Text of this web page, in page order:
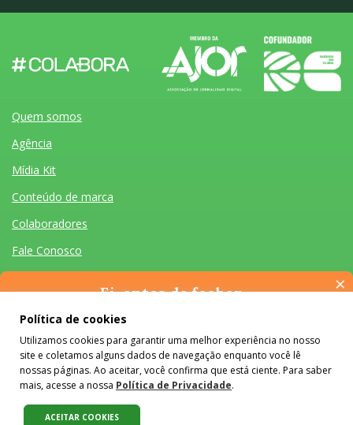
Quem somos
Agência
Mídia Kit
Conteúdo de marca
Colaboradores
Fale Conosco
Quem somos Agência Mídia Kit Conteúdo de marca Colaboradores Fale Conosco
Desenvolvido por Homem Máquina- Todos os Direitos Reservados 2026
O conteúdo do #Colabora é licenciado em Creative Commons e pode
ser reproduzido e compartilhado, desde que mantidos os créditos,
Política de cookies
Utilizamos cookies para garantir uma melhor experiência no nosso
site e coletamos alguns dados de navegação enquanto você lê
nossas páginas. Ao aceitar, você confirma que está ciente. Para saber
mais, acesse a nossa Política de Privacidade.
ACEITAR COOKIES
×
Ei, antes de fechar…
Pense na importância de manter-se informado(a). Quer ter
colunistas e reportagens especiais? Receba a nossa newsletter.
É de graça :)